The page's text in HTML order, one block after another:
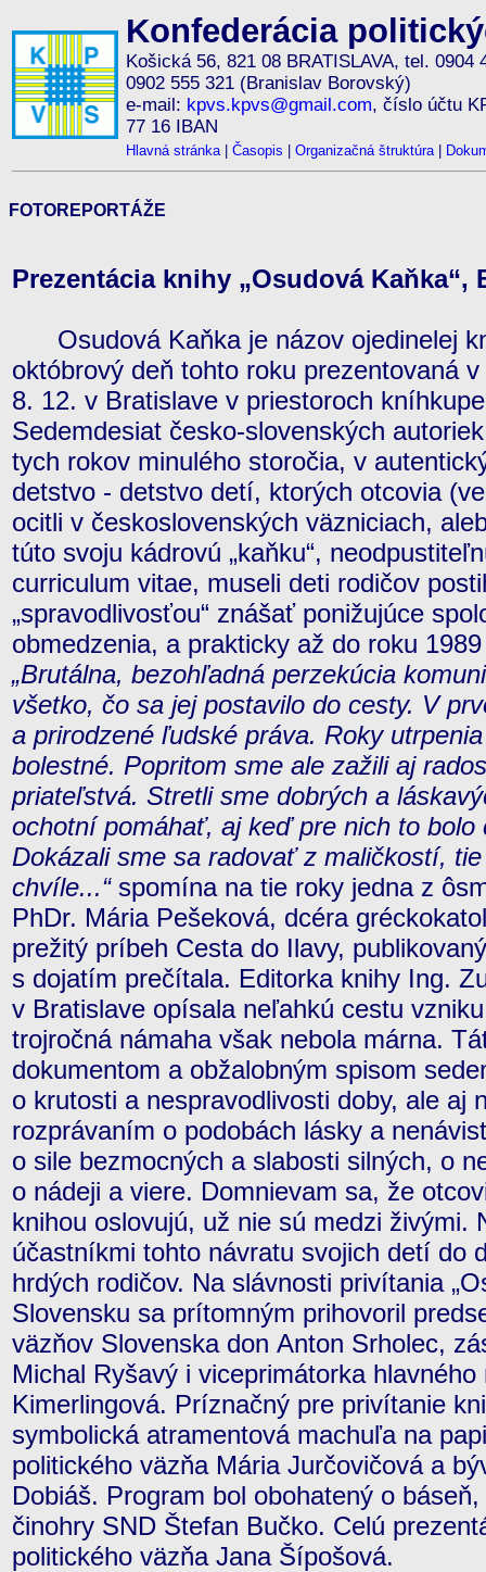
Konfederácia
Košická 56, 821 08 BRATISLAVA, tel. 0904
0902 555 321 (Branislav Borovský)
e-mail: kpvs.kpvs@gmail.com, číslo účtu
77 16 IBAN
Hlavná stránka| Časopis Organizačná štruktúra|
FOTOREPORTÁŽE
Prezentácia knihy „Osudová Kaňka“,
Osudová Kaňka je názov ojedinelej
októbrový deň tohto roku prezentovaná
8. 12. v Bratislave v priestoroch
Sedemdesiat česko-slovenských
tych rokov minulého storočia, v
detstvo - detstvo detí, ktorých otcovia
ocitli v československých väzniciach,
túto svoju kádrovú „kaňku“,
curriculum vitae, museli deti rodičov
„spravodlivosťou“ znášať ponižujúce
obmedzenia, a prakticky až do roku
„Brutálna, bezohľadná perzekúcia
všetko, čo sa jej postavilo do cesty. V
a prirodzené ľudské práva. Roky
bolestné. Popritom sme ale zažili aj
priateľstvá. Stretli sme dobrých a
ochotní pomáhať, aj keď pre nich to
Dokázali sme sa radovať z maličkostí,
chvíle...“spomína na tie roky jedna z
PhDr. Mária Pešeková, dcéra
prežitý príbeh Cesta do Ilavy,
s dojatím prečítala. Editorka knihy Ing.
v Bratislave opísala neľahkú cestu
trojročná námaha však nebola márna.
dokumentom a obžalobným spisom
o krutosti a nespravodlivosti doby, ale aj
rozprávaním o podobách lásky a
o sile bezmocných a slabosti silných, o
o nádeji a viere. Domnievam sa, že
knihou oslovujú, už nie sú medzi živými.
účastníkmi tohto návratu svojich detí do
hrdých rodičov. Na slávnosti privítania
Slovensku sa prítomným prihovoril
väzňov Slovenska don Anton Srholec,
Michal Ryšavý i viceprimátorka
Kimerlingová. Príznačný pre privítanie
symbolická atramentová machuľa na
politického väzňa Mária Jurčovičová a
Dobiáš. Program bol obohatený o
činohry SND Štefan Bučko. Celú
politického väzňa Jana Šípošová.